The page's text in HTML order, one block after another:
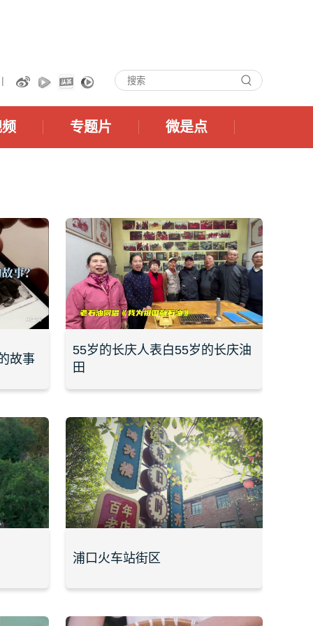
|
专题片 微是点
故事
55岁的长庆人表白55岁的长庆油
田
浦口火车站街区